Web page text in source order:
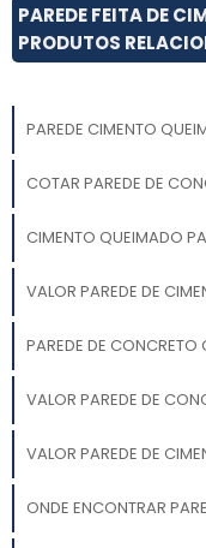
PAREDE FEITA DE
PRODUTOS
PAREDE CIMENTO
COTAR PAREDE DE
CIMENTO QUEIMADO
VALOR PAREDE DE
PAREDE DE CONCRETO
VALOR PAREDE DE
VALOR PAREDE DE
ONDE ENCONTRAR